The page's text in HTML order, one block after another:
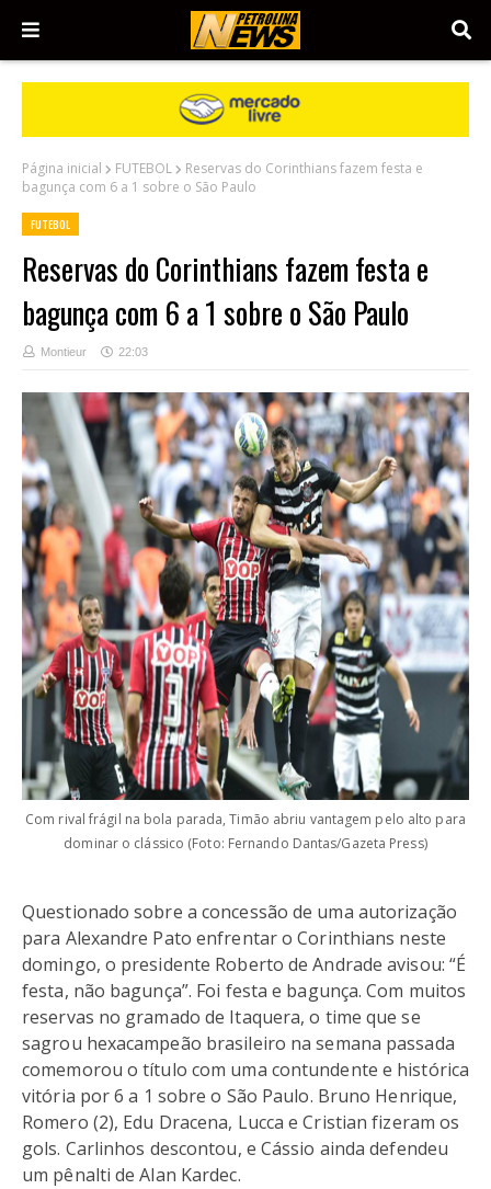
Página inicial FUTEBOL
Reservas do Corinthians fazem festa e
bagunça com 6 a 1 sobre o São Paulo
FUTEBOL
Reservas do Corinthians fazem festa e
bagunça com 6 a 1 sobre o São Paulo
Montieur 22:03
Com rival frágil na bola parada, Timão abriu vantagem pelo alto para
dominar o clássico (Foto: Fernando Dantas/Gazeta Press)
Questionado sobre a concessão de uma autorização
para Alexandre Pato enfrentar o Corinthians neste
domingo, o presidente Roberto de Andrade avisou: “É
festa, não bagunça”. Foi festa e bagunça. Com muitos
reservas no gramado de Itaquera, o time que se
sagrou hexacampeão brasileiro na semana passada
comemorou o título com uma contundente e histórica
vitória por 6 a 1 sobre o São Paulo. Bruno Henrique,
Romero (2), Edu Dracena, Lucca e Cristian fizeram os
gols. Carlinhos descontou, e Cássio ainda defendeu
um pênalti de Alan Kardec.